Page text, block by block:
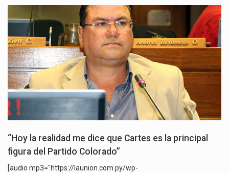
“Hoy la realidad me dice que Cartes es la principal
figura del Partido Colorado”
[audio mp3="https://launion.com.py/wp-